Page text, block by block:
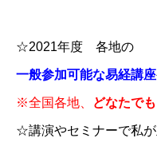
☆2021年度 各地の
一般参加可能な易経講座
※全国各地、 どなたで
☆講演やセミナーで私